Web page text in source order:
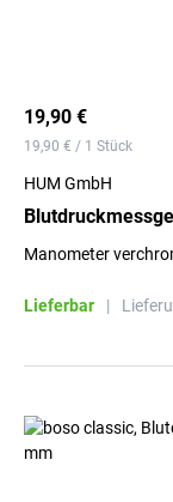
19,90 €
19,90 € / 1 Stück
HUM GmbH
Manometer
Lieferbar |